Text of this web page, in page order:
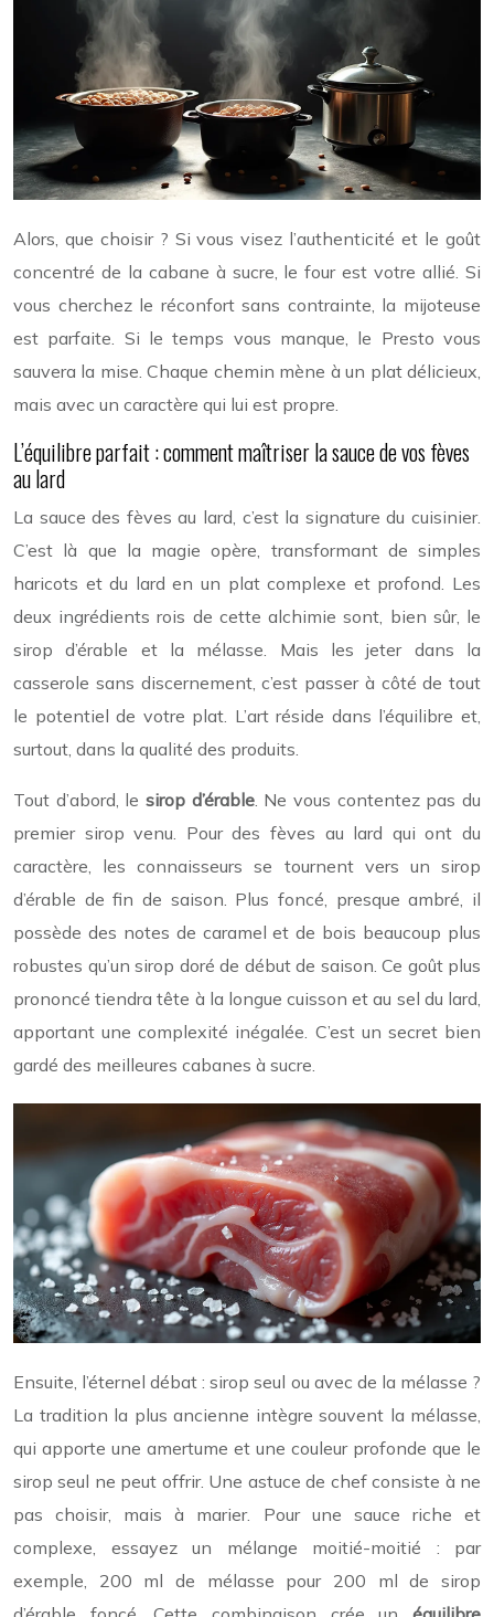
Alors, que choisir ? Si vous visez l’authenticité et le goût
concentré de la cabane à sucre, le four est votre allié. Si
vous cherchez le réconfort sans contrainte, la mijoteuse
est parfaite. Si le temps vous manque, le Presto vous
sauvera la mise. Chaque chemin mène à un plat délicieux,
mais avec un caractère qui lui est propre.
L’équilibre parfait : comment maîtriser la sauce de vos fèves
au lard
La sauce des fèves au lard, c’est la signature du cuisinier.
C’est là que la magie opère, transformant de simples
haricots et du lard en un plat complexe et profond. Les
deux ingrédients rois de cette alchimie sont, bien sûr, le
sirop d’érable et la mélasse. Mais les jeter dans la
casserole sans discernement, c’est passer à côté de tout
le potentiel de votre plat. L’art réside dans l’équilibre et,
surtout, dans la qualité des produits.
Tout d’abord, le sirop d’érable. Ne vous contentez pas du
premier sirop venu. Pour des fèves au lard qui ont du
caractère, les connaisseurs se tournent vers un sirop
d’érable de fin de saison. Plus foncé, presque ambré, il
possède des notes de caramel et de bois beaucoup plus
robustes qu’un sirop doré de début de saison. Ce goût plus
prononcé tiendra tête à la longue cuisson et au sel du lard,
apportant une complexité inégalée. C’est un secret bien
gardé des meilleures cabanes à sucre.
Ensuite, l’éternel débat : sirop seul ou avec de la mélasse ?
La tradition la plus ancienne intègre souvent la mélasse,
qui apporte une amertume et une couleur profonde que le
sirop seul ne peut offrir. Une astuce de chef consiste à ne
pas choisir, mais à marier. Pour une sauce riche et
complexe, essayez un mélange moitié-moitié : par
exemple, 200 ml de mélasse pour 200 ml de sirop